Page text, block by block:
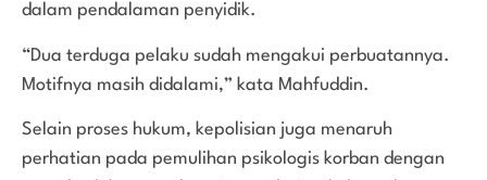
dalam pendalaman penyidik.
“Dua terduga pelaku sudah mengakui perbuatannya.
Motifnya masih didalami,” kata Mahfuddin.
Selain proses hukum, kepolisian juga menaruh
perhatian pada pemulihan psikologis korban dengan